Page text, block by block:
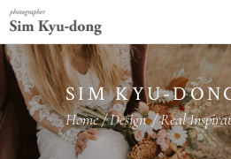
SIM KYU-
Home/Design/Real